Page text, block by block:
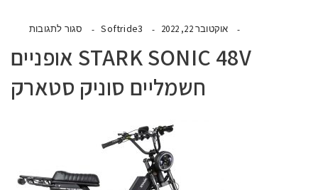
אוקטובר 22, 2022 Softride3 סגור לתגובות
STARK SONIC 48V אופניים
חשמליים סוניק סטארק